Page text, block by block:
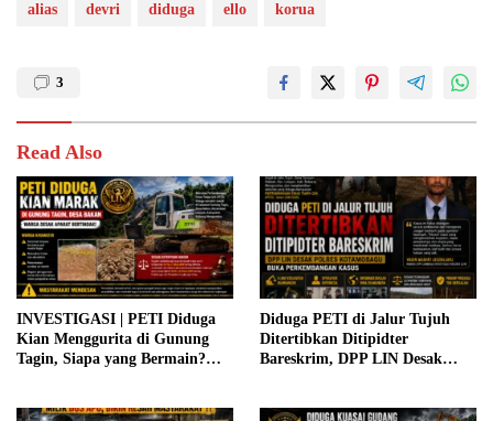
alias devri diduga ello korua
3
Read Also
INVESTIGASI | PETI Diduga
Kian Menggurita di Gunung
Tagin, Siapa yang Bermain?
Diduga PETI di Jalur Tujuh
Ditertibkan Ditipidter
Bareskrim, DPP LIN Desak